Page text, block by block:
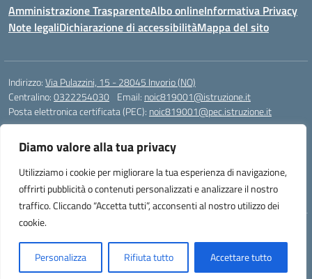
Diamo valore alla tua privacy
Utilizziamo i cookie per migliorare la tua esperienza di navigazione,
offrirti pubblicità o contenuti personalizzati e analizzare il nostro
traffico. Cliccando “Accetta tutti”, acconsenti al nostro utilizzo dei
cookie.
Personalizza Rifiuta tutto Accettare tutto
Amministrazione TrasparenteAlbo onlineInformativa Privacy
Note legaliDichiarazione di accessibilitàMappa del sito
Indirizzo:Via Pulazzini, 15 - 28045 Invorio (NO)
Centralino:0322254030 Email: noic819001@istruzione.it
Posta elettronica certificata (PEC): noic819001@pec.istruzione.it
Codice meccanografico:NOIC819001
Codice Indice delle Pubbliche Amministrazioni (IPA): istsc_noic819001
Codice unico di fatturazione (CUF): UFZ9M3